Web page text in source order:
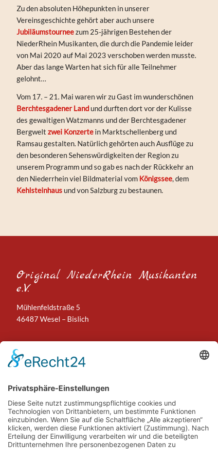
Zu den absoluten Höhepunkten in unserer
Vereinsgeschichte gehört aber auch unsere
Jubiläumstourneezum 25-jährigen Bestehen der
NiederRhein Musikanten, die durch die Pandemie leider
von Mai 2020 auf Mai 2023 verschoben werden musste.
Aber das lange Warten hat sich für alle Teilnehmer
gelohnt…
Vom 17. – 21. Mai waren wir zu Gast im wunderschönen
Berchtesgadener Landund durften dort vor der Kulisse
des gewaltigen Watzmanns und der Berchtesgadener
Bergwelt zwei Konzertein Marktschellenberg und
Ramsau gestalten. Natürlich gehörten auch Ausflüge zu
den besonderen Sehenswürdigkeiten der Region zu
unserem Programm und so gab es nach der Rückkehr an
den Niederrhein viel Bildmaterial vom Königssee, dem
Kehlsteinhausund von Salzburg zu bestaunen.
Original NiederRhein Musikanten
e.V.
Mühlenfeldstraße 5
46487 Wesel – Bislich
Kontakt
Telefon: 02859 – 901939
Mobil: 0173 – 8716724
E-Mail:kontakt@niederrhein-musikanten.de